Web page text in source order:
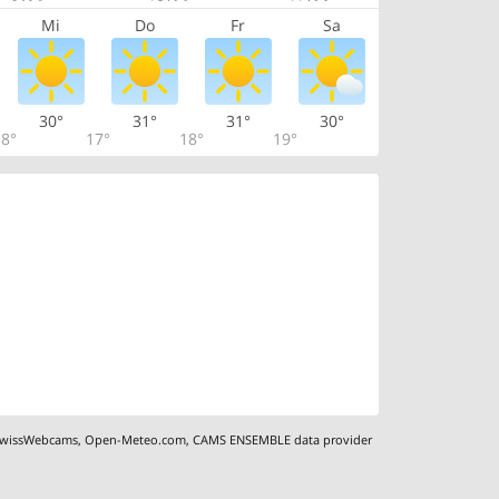
Mi Do Fr Sa
30°
17°
31°
18°
31°
19°
30°
,Open-Meteo.com,CAMS ENSEMBLE data provider